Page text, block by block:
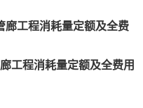
廊工程消耗量定额及全费
工程消耗量定额及全费用